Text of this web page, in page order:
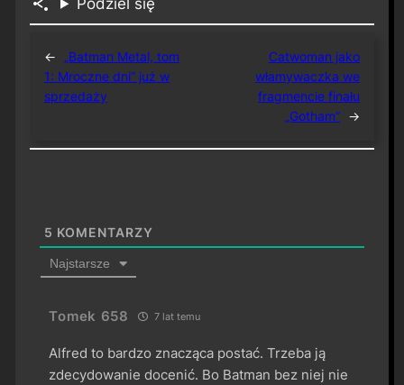
Podziel się
←
„Batman Metal, tom
1: Mroczne dni” już w
sprzedaży
Catwoman jako
włamywaczka we
fragmencie finału
„Gotham” →
5 KOMENTARZY
Najstarsze
Tomek 658 7 lat temu
Alfred to bardzo znacząca postać. Trzeba ją
zdecydowanie docenić. Bo Batman bez niej nie